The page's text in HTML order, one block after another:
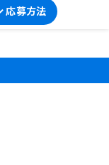
応募方法